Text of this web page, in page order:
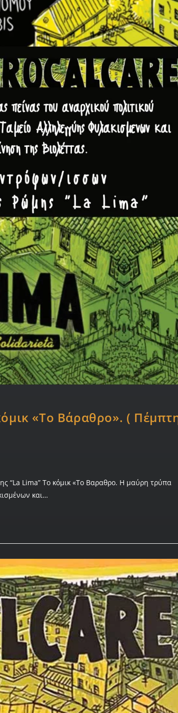
«Το Βάραθρο». (
“La Lima” Το κόμικ «Το Βαραθρο. Η μαύρη τρύπα
και…